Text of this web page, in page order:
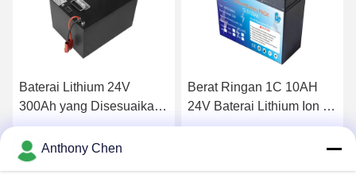
Baterai Lithium 24V
300Ah yang Disesuaikan
Untuk Tata Surya
Dapatkan Harga Terbaik
Berat Ringan 1C 10AH
24V Baterai Lithium Ion Isi
Ulang
Dapatkan Harga Terbaik
Anthony Chen